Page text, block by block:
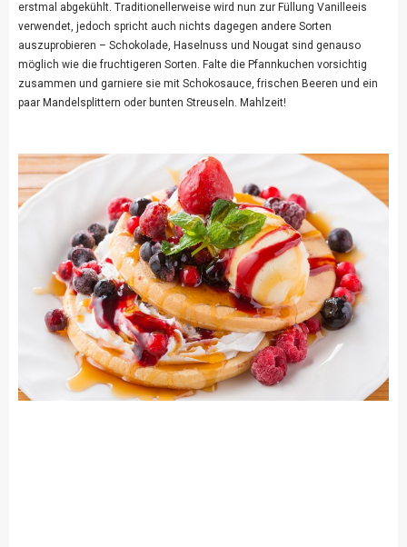
erstmal abgekühlt. Traditionellerweise wird nun zur Füllung Vanilleeis
verwendet, jedoch spricht auch nichts dagegen andere Sorten
auszuprobieren – Schokolade, Haselnuss und Nougat sind genauso
möglich wie die fruchtigeren Sorten. Falte die Pfannkuchen vorsichtig
zusammen und garniere sie mit Schokosauce, frischen Beeren und ein
paar Mandelsplittern oder bunten Streuseln. Mahlzeit!